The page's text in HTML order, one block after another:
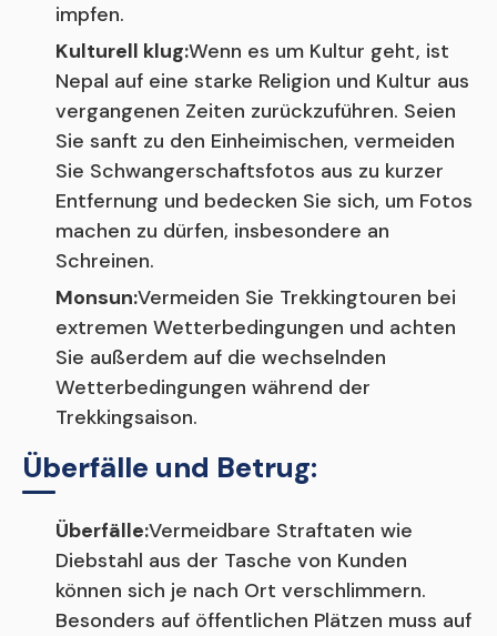
impfen.
Kulturell klug:Wenn es um Kultur geht, ist
Nepal auf eine starke Religion und Kultur aus
vergangenen Zeiten zurückzuführen. Seien
Sie sanft zu den Einheimischen, vermeiden
Sie Schwangerschaftsfotos aus zu kurzer
Entfernung und bedecken Sie sich, um Fotos
machen zu dürfen, insbesondere an
Schreinen.
Monsun:Vermeiden Sie Trekkingtouren bei
extremen Wetterbedingungen und achten
Sie außerdem auf die wechselnden
Wetterbedingungen während der
Trekkingsaison.
Überfälle und Betrug:
Überfälle:Vermeidbare Straftaten wie
Diebstahl aus der Tasche von Kunden
können sich je nach Ort verschlimmern.
Besonders auf öffentlichen Plätzen muss auf